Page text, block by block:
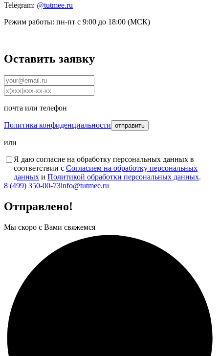
Telegram: @tutmee.ru
Режим работы: пн-пт с 9:00 до 18:00 (МСК)
Оставить заявку
почта или телефон
Политика конфиденциальности отправить
или
Я даю согласие на обработку персональных данных в
соответствии с Согласием на обработку персональных
данных и Политикой обработки персональных данных.
8 (499) 350-00-73info@tutmee.ru
Отправлено!
Мы скоро с Вами свяжемся